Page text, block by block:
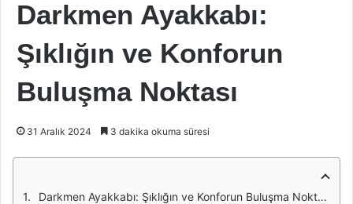
Darkmen Ayakkabı:
Şıklığın ve Konforun
Buluşma Noktası
31 Aralık 2024 3 dakika okuma süresi
Darkmen Ayakkabı: Şıklığın ve Konforun Buluşma Noktası